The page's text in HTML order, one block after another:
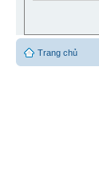
Trang chủ